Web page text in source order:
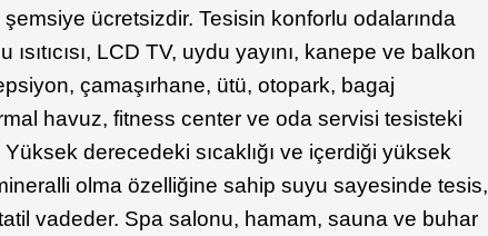
ücretsizdir. Tesisin konforlu odalarında
LCD TV, uydu yayını, kanepe ve balkon
çamaşırhane, ütü, otopark, bagaj
havuz, fitness center ve oda servisi tesisteki
derecedeki sıcaklığı ve içerdiği yüksek
olma özelliğine sahip suyu sayesinde tesis,
vadeder. Spa salonu, hamam, sauna ve buhar